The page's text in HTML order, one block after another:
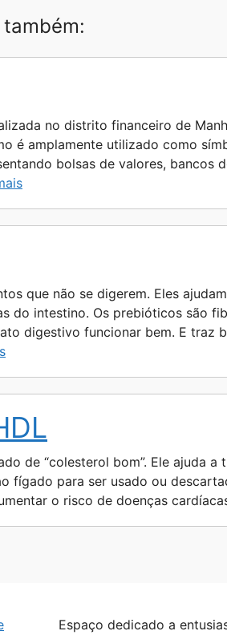
o
p
i
n
k
h
a
no distrito financeiro de
é amplamente utilizado como
bolsas de valores, bancos
que não se digerem. Eles
do intestino. Os prebióticos são
digestivo funcionar bem. E traz
de “colesterol bom”. Ele ajuda
fígado para ser usado ou
o risco de doenças
Espaço dedicado a